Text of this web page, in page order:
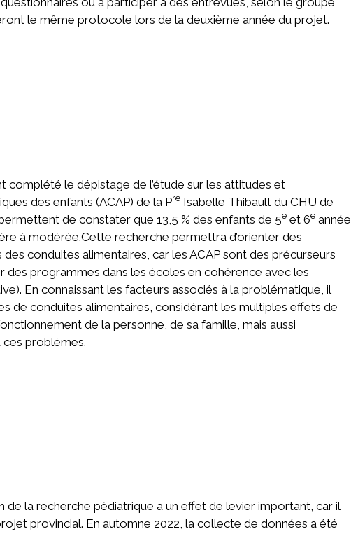
le même protocole lors de la deuxième année du projet.
complété le dépistage de l’étude sur les attitudes et
des enfants (ACAP) de la Pre Isabelle Thibault du CHU de
de constater que 13,5 % des enfants de 5e et 6e année
à modérée.Cette recherche permettra d’orienter des
conduites alimentaires, car les ACAP sont des précurseurs
programmes dans les écoles en cohérence avec les
En connaissant les facteurs associés à la problématique, il
de conduites alimentaires, considérant les multiples effets de
de la personne, de sa famille, mais aussi
ces problèmes.
la recherche pédiatrique a un effet de levier important, car il
provincial. En automne 2022, la collecte de données a été